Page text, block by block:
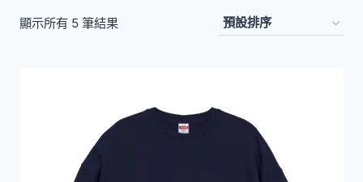
顯示所有 5 筆結果